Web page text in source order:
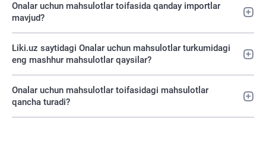
Onalar uchun mahsulotlar toifasida qanday importlar
mavjud?
Liki.uz saytidagi Onalar uchun mahsulotlar turkumidagi
eng mashhur mahsulotlar qaysilar?
Onalar uchun mahsulotlar toifasidagi mahsulotlar
qancha turadi?